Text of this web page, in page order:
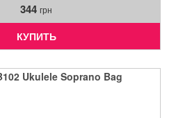
344 грн
КУПИТЬ
Ukulele Soprano Bag